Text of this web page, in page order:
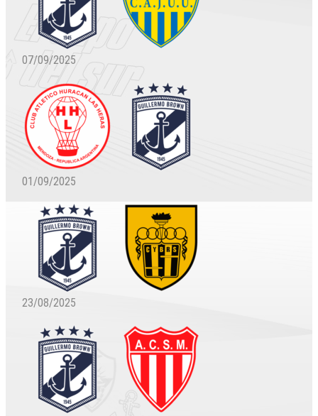
07/09/2025
01/09/2025
23/08/2025